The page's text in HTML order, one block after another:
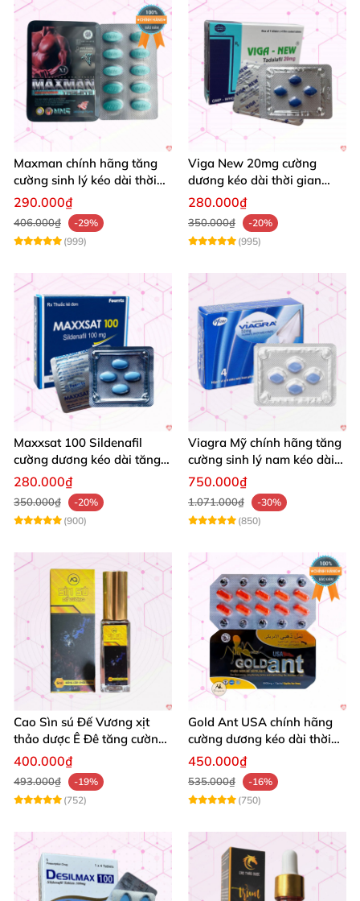
Maxman chính hãng tăng
cường sinh lý kéo dài thời
gian chống xuất tinh sớm
hộp 10 viên
290.000₫
406.000₫
-29%
(999)
Viga New 20mg cường
dương kéo dài thời gian
tăng khoái cảm hộp 4 viên
280.000₫
350.000₫
-20%
(995)
Maxxsat 100 Sildenafil
cường dương kéo dài tăng
cường sinh lý nam
280.000₫
350.000₫
-20%
(900)
Viagra Mỹ chính hãng tăng
cường sinh lý nam kéo dài
quan hệ
750.000₫
1.071.000₫
-30%
(850)
Cao Sìn sú Đế Vương xịt
thảo dược Ê Đê tăng cường
bản lĩnh nam
400.000₫
493.000₫
-19%
(752)
Gold Ant USA chính hãng
cường dương kéo dài thời
gian - Kiến Vàng Đen Tây
450.000₫
535.000₫
-16%
(750)